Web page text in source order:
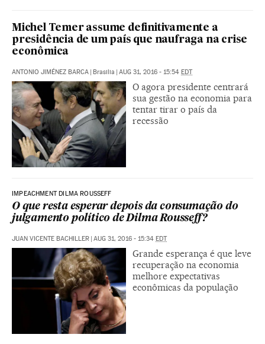
Michel Temer assume definitivamente a
presidência de um país que naufraga na crise
econômica
ANTONIO JIMÉNEZ BARCA | Brasilia | AUG 31, 2016 - 15:54 EDT
O agora presidente centrará
sua gestão na economia para
tentar tirar o país da
recessão
IMPEACHMENT DILMA ROUSSEFF
O que resta esperar depois da consumação do
julgamento político de Dilma Rousseff?
JUAN VICENTE BACHILLER | AUG 31, 2016 - 15:34 EDT
Grande esperança é que leve
recuperação na economia
melhore expectativas
econômicas da população